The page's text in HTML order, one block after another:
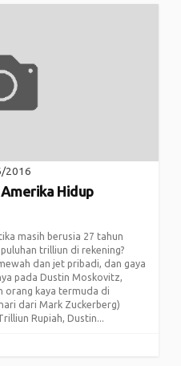
2016
Hidup
masih berusia 27 tahun
trilliun di rekening?
dan jet pribadi, dan gaya
pada Dustin Moskovitz,
orang kaya termuda di
dari Mark Zuckerberg)
Rupiah, Dustin...